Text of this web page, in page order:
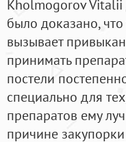
Kholmogorov Vitalii
было доказано,
вызывает
принимать
постели
специально для
препаратов ему
причине